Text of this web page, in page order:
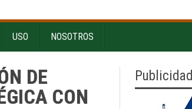
USO NOSOTROS
DE
CON
Publicidad